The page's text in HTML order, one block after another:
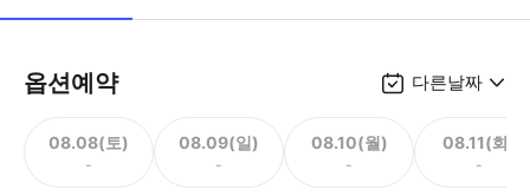
옵션예약 다른날짜
08.08(토)
-
08.09(일)
-
08.10(월)
-
08.11(화)
-